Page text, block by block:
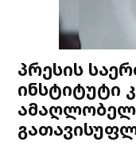
პრესის
ინსტიტუტი